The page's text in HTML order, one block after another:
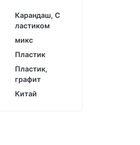
Карандаш, С
ластиком
микс
Пластик
Пластик,
графит
Китай